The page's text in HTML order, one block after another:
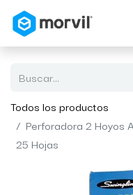
Todos los productos
Perforadora 2 Hoyos
25 Hojas